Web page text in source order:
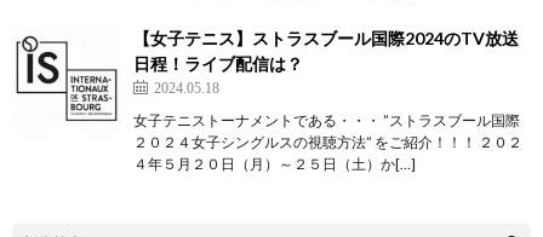
【女子テニス】ストラスブール国際2024のTV放送
日程！ライブ配信は？
2024.05.18
女子テニストーナメントである・・・ ”ストラスブール国際
２０２４女子シングルスの視聴方法” をご紹介！！！ ２０２
４年５月２０日（月）～２５日（土）か[…]